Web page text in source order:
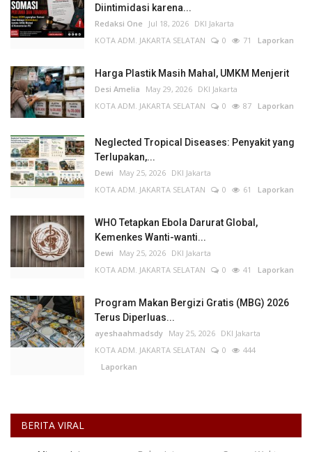
Diintimidasi karena...
Redaksi One Jul 18, 2026 DKI Jakarta
KOTA ADM. JAKARTA SELATAN
0 71 Laporkan
Harga Plastik Masih Mahal, UMKM Menjerit
Desi Amelia May 29, 2026 DKI Jakarta
KOTA ADM. JAKARTA SELATAN
0 87 Laporkan
Neglected Tropical Diseases: Penyakit yang
Terlupakan,...
Dewi May 25, 2026 DKI Jakarta
KOTA ADM. JAKARTA SELATAN
0 61 Laporkan
WHO Tetapkan Ebola Darurat Global,
Kemenkes Wanti-wanti...
Dewi May 25, 2026 DKI Jakarta
KOTA ADM. JAKARTA SELATAN
0 41 Laporkan
Program Makan Bergizi Gratis (MBG) 2026
Terus Diperluas...
ayeshaahmadsdy May 25, 2026 DKI Jakarta
KOTA ADM. JAKARTA SELATAN
0
444
Laporkan
BERITA VIRAL